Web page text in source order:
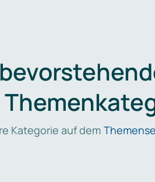
Kategorie auf dem